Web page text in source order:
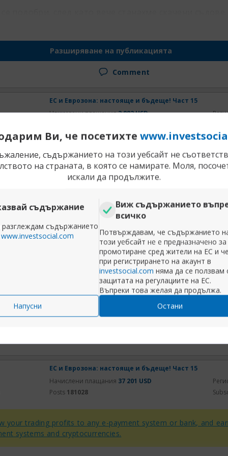
Ви, че посетихте
съдържанието на този уебсайт не
на страната, в която се намирате. Моля,
искали да продължите.
съдържание
съдържанието
www.investsocial.com
Напусни
Виж съдържанието
всичко
Потвърждавам, че съдържанието
този уебсайт не е предназначено за
промотиране сред жители на ЕС и че
при регистрирането на акаунт в
investsocial.com няма да се ползвам
защитата на регулациите на ЕС.
Въпреки това желая да продължа.
Остани
Разширяване на публикацията
Comment
ЕС и Еврозона: настояще и бъдеще! Част 15
Начислени плащания2 882 USD
излиза от еврозоната, за лятото са насрочили
министър призова еврозоната да създаде
от зоната на единната европейска валута на
обещанията си.
.... Австрия като типична германска нация, е
на Германия тогава, можеше и да
Разширяване на публикацията
ЕС и Еврозона: настояще и бъдеще! Част 15
Начислени плащания 37 201 USD
Posts 181028
your trading profits to any e-payment system or bank, and
systems and cryptocurrencies.